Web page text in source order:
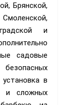
Брянской,
и
садовые
в
и сложных